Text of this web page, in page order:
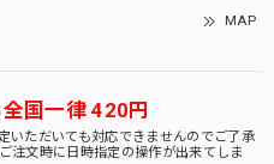
MAP
全国一律 420円
いただいても対応できませんのでご了承
注文時に日時指定の操作が出来てしま